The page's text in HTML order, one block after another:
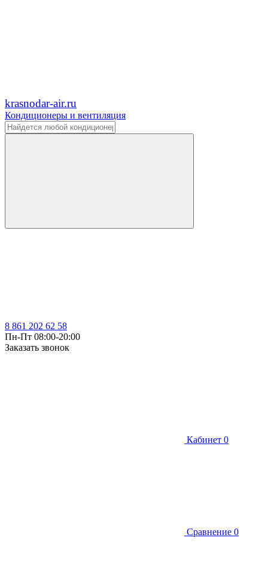
krasnodar-air.ru
Кондиционеры и вентиляция
8 861 202 62 58
Пн-Пт 08:00-20:00
Заказать звонок
Кабинет 0
Сравнение 0